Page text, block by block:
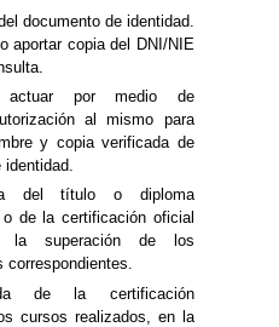
documento de identidad.
aportar copia del DNI/NIE
por medio de
al mismo para
y copia verificada de
identidad.
del título o diploma
de la certificación oficial
la superación de los
correspondientes.
de la certificación
cursos realizados, en la